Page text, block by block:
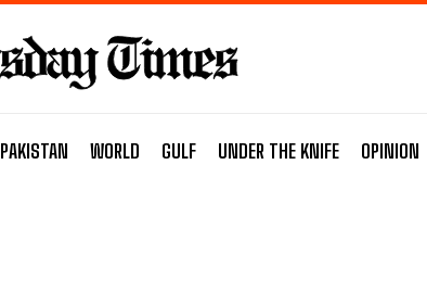
PAKISTAN WORLD GULF UNDER THE KNIFE OPINION